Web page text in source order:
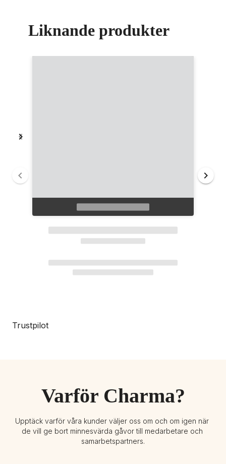
Liknande produkter
Trustpilot
Varför Charma?
Upptäck varför våra kunder väljer oss om och om igen när
de vill ge bort minnesvärda gåvor till medarbetare och
samarbetspartners.